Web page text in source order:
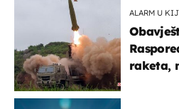
ALARM U
raketa,